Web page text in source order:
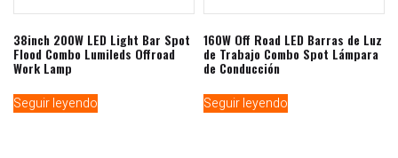
38inch 200W LED Light Bar Spot
Flood Combo Lumileds Offroad
Work Lamp
Seguir leyendo
160W Off Road LED Barras de Luz
de Trabajo Combo Spot Lámpara
de Conducción
Seguir leyendo